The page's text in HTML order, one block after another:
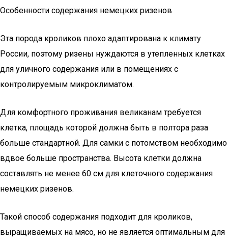
Особенности содержания немецких ризенов
Эта порода кроликов плохо адаптирована к климату
России, поэтому ризены нуждаются в утепленных клетках
для уличного содержания или в помещениях с
контролируемым микроклиматом.
Для комфортного проживания великанам требуется
клетка, площадь которой должна быть в полтора раза
больше стандартной. Для самки с потомством необходимо
вдвое больше пространства. Высота клетки должна
составлять не менее 60 см для клеточного содержания
немецких ризенов.
Такой способ содержания подходит для кроликов,
выращиваемых на мясо, но не является оптимальным для